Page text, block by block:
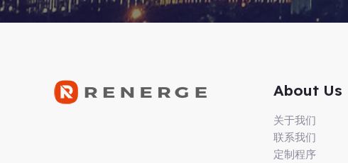
About Us
关于我们
联系我们
定制程序